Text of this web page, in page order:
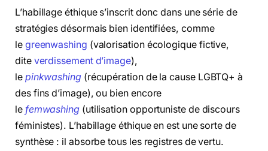
L’habillage éthique s’inscrit donc dans une série de
stratégies désormais bien identifiées, comme
le greenwashing (valorisation écologique fictive,
dite verdissement d’image),
le pinkwashing(récupération de la cause LGBTQ+ à
des fins d’image), ou bien encore
le femwashing(utilisation opportuniste de discours
féministes). L’habillage éthique en est une sorte de
synthèse : il absorbe tous les registres de vertu.